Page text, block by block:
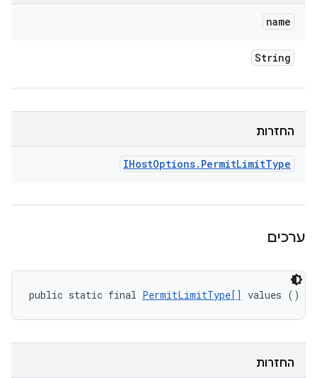
name
String
החזרות
IHostOptions. PermitLimitType
ערכים
public static final PermitLimitType[] values ()
החזרות